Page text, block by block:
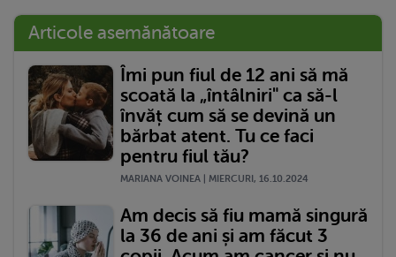
Articole asemănătoare
Îmi pun fiul de 12 ani să mă
scoată la „întâlniri" ca să-l
învăț cum să se devină un
bărbat atent. Tu ce faci
pentru fiul tău?
MARIANA VOINEA | MIERCURI, 16.10.2024
Am decis să fiu mamă singură
la 36 de ani și am făcut 3